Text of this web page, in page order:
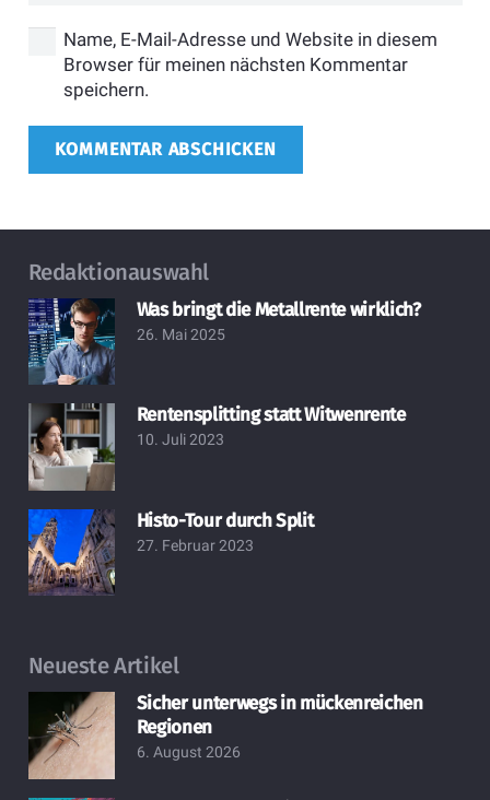
Name, E-Mail-Adresse und Website in diesem
Browser für meinen nächsten Kommentar
speichern.
KOMMENTAR ABSCHICKEN
Redaktionauswahl
Was bringt die Metallrente wirklich?
26. Mai 2025
Rentensplitting statt Witwenrente
10. Juli 2023
Histo-Tour durch Split
27. Februar 2023
Neueste Artikel
Sicher unterwegs in mückenreichen
Regionen
6. August 2026